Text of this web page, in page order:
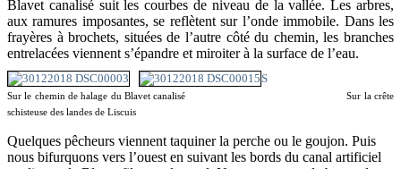
Blavet canalisé suit les courbes de niveau de la vallée. Les arbres,
aux ramures imposantes, se reflètent sur l’onde immobile. Dans les
frayères à brochets, situées de l’autre côté du chemin, les branches
entrelacées viennent s’épandre et miroiter à la surface de l’eau.
S
Sur le chemin de halage du Blavet canalisé Sur la crête
schisteuse des landes de Liscuis
Quelques pêcheurs viennent taquiner la perche ou le goujon. Puis
nous bifurquons vers l’ouest en suivant les bords du canal artificiel